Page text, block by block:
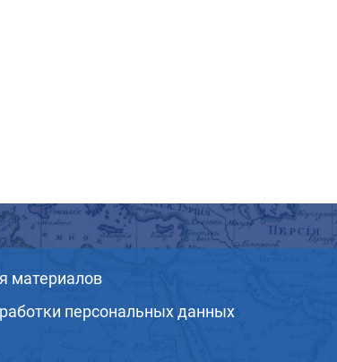
материалов
персональных данных